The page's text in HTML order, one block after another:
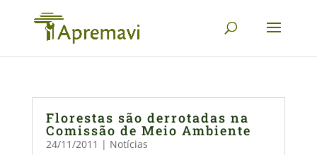
Florestas são derrotadas na
Comissão de Meio Ambiente
24/11/2011 | Notícias